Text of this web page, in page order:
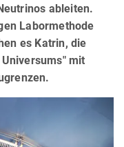
ableiten.
Labormethode
es Katrin, die
mit